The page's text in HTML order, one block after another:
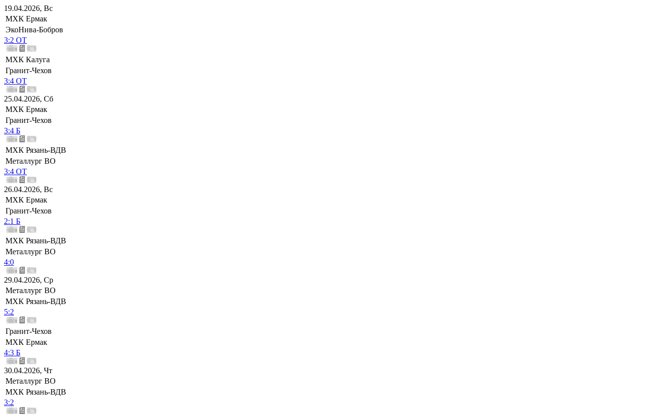
19.04.2026, Вс
МХК Ермак
ЭкоНива-Бобров
3:2 ОТ
МХК Калуга
Гранит-Чехов
3:4 ОТ
25.04.2026, Сб
МХК Ермак
Гранит-Чехов
3:4 Б
МХК Рязань-ВДВ
Металлург ВО
3:4 ОТ
26.04.2026, Вс
МХК Ермак
Гранит-Чехов
2:1 Б
МХК Рязань-ВДВ
Металлург ВО
4:0
29.04.2026, Ср
Металлург ВО
МХК Рязань-ВДВ
5:2
Гранит-Чехов
МХК Ермак
4:3 Б
30.04.2026, Чт
Металлург ВО
МХК Рязань-ВДВ
3:2